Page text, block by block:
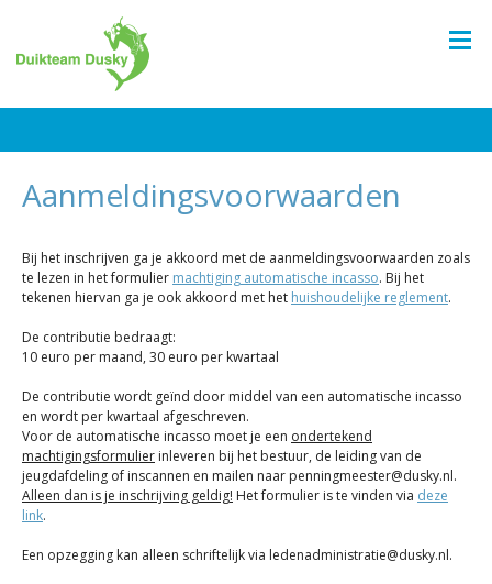
Aanmeldingsvoorwaarden
Bij het inschrijven ga je akkoord met de aanmeldingsvoorwaarden zoals
te lezen in het formulier machtiging automatische incasso. Bij het
tekenen hiervan ga je ook akkoord met het huishoudelijke reglement.
De contributie bedraagt:
10 euro per maand, 30 euro per kwartaal
De contributie wordt geïnd door middel van een automatische incasso
en wordt per kwartaal afgeschreven.
Voor de automatische incasso moet je een ondertekend
machtigingsformulier inleveren bij het bestuur, de leiding van de
jeugdafdeling of inscannen en mailen naar penningmeester@dusky.nl.
Alleen dan is je inschrijving geldig! Het formulier is te vinden via deze
link.
Een opzegging kan alleen schriftelijk via ledenadministratie@dusky.nl.